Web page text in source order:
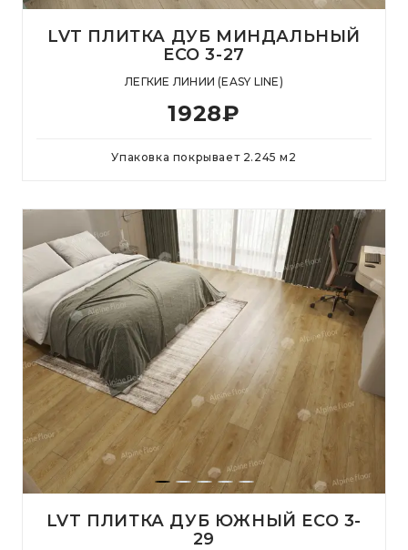
LVT ПЛИТКА ДУБ МИНДАЛЬНЫЙ
ЕСО 3-27
ЛЕГКИЕ ЛИНИИ (EASY LINE)
1928₽
Упаковка покрывает 2.245 м 2
LVT ПЛИТКА ДУБ ЮЖНЫЙ ЕСО 3-
29